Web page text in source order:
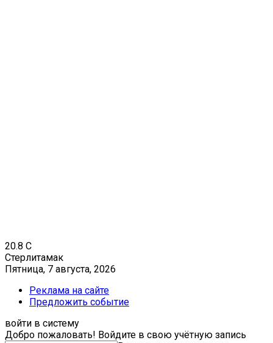
20.8 C
Стерлитамак
Пятница, 7 августа, 2026
Реклама на сайте
Предложить событие
войти в систему
Добро пожаловать! Войдите в свою учётную запись